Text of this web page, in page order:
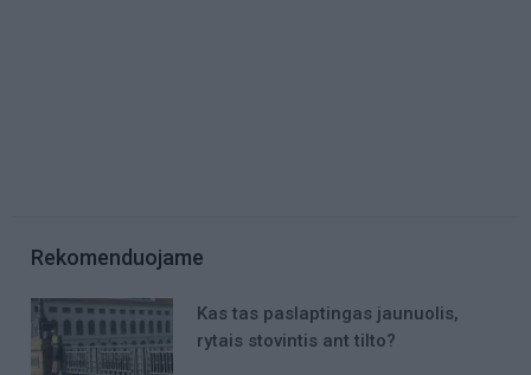
Rekomenduojame
Kas tas paslaptingas jaunuolis,
rytais stovintis ant tilto?